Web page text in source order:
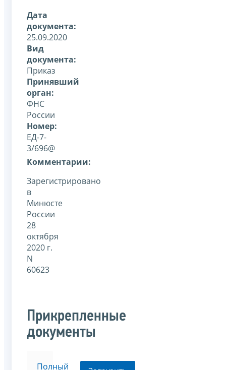
Дата
документа:
25.09.2020
Вид
документа:
Приказ
Принявший
орган:
ФНС
России
Номер:
ЕД-7-
3/696@
Комментарии:
Зарегистрировано
в
Минюсте
России
28
октября
2020 г.
N
60623
Прикрепленные
документы
Полный